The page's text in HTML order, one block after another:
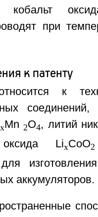
кобальт
при
к патенту
к
хМn 2О4, литий
LixCoO
аккумуляторов.